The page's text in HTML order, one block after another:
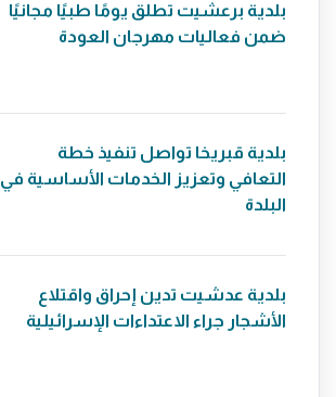
بلدية برعشيت تطلق يومًا طبيًا مجانيًا
ضمن فعاليات مهرجان العودة
بلدية قبريخا تواصل تنفيذ خطة
التعافي وتعزيز الخدمات الأساسية في
البلدة
بلدية عدشيت تدين إحراق واقتلاع
الأشجار جراء الاعتداءات الإسرائيلية